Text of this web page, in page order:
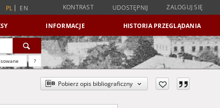
PL EN KONTRAST UDOSTĘPNIJ ZALOGUJ SIĘ
INFORMACJE HISTORIA PRZEGLĄDANIA
?
Pobierz opis bibliograficzny